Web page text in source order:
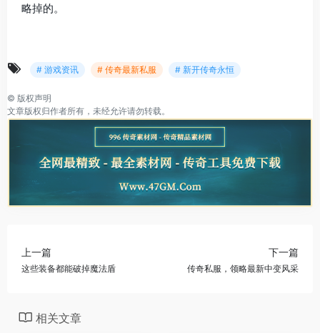
略掉的。
# 游戏资讯 # 传奇最新私服 # 新开传奇永恒
© 版权声明
文章版权归作者所有，未经允许请勿转载。
上一篇
这些装备都能破掉魔法盾
下一篇
传奇私服，领略最新中变风采
相关文章